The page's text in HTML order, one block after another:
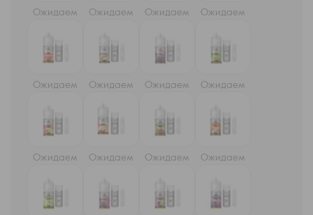
Ожидаем Ожидаем Ожидаем Ожидаем
Ожидаем Ожидаем Ожидаем Ожидаем
Ожидаем Ожидаем Ожидаем Ожидаем